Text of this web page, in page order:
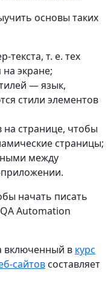
основы таких
текста, т. е. тех
экране;
— язык,
стили элементов
на странице, чтобы
страницы;
между
начать писать
Automation
включенный в курс
сайтов составляет